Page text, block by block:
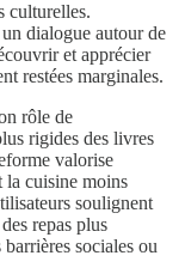
culturelles.
dialogue autour de
et apprécier
restées marginales.
rôle de
rigides des livres
valorise
la cuisine moins
soulignent
repas plus
sociales ou